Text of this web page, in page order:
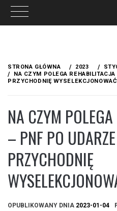
treści
STRONA GŁÓWNA 2023
NA CZYM POLEGA
PRZYCHODNIĘ
NA CZYM
– PNF PO
PRZYCHODNIĘ
OPUBLIKOWANY DNIA 2023-01-04